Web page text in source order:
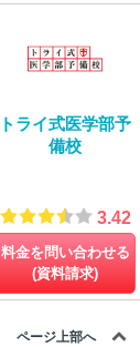
トライ式医学部予
備校
3.42
料金を問い合わせる
(資料請求)
ページ上部へ